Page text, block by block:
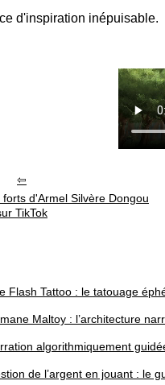
d'inspiration inépuisable.
d'Armel Silvère Dongou
TikTok
Flash Tattoo : le tatouage
Maltoy : l’architecture
algorithmiquement
de l’argent en jouant : le